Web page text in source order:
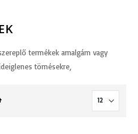
termékek amalgám vagy
tömésekre,
Csökkenő